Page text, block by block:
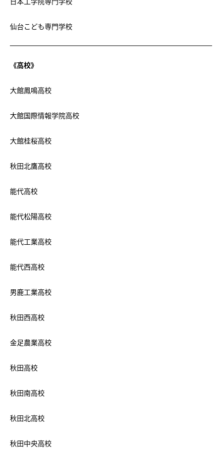
仙台こども専門学校
《高校》
大館鳳鳴高校
大館国際情報学院高校
大館桂桜高校
秋田北鷹高校
能代高校
能代松陽高校
能代工業高校
能代西高校
男鹿工業高校
秋田西高校
金足農業高校
秋田高校
秋田南高校
秋田北高校
秋田中央高校